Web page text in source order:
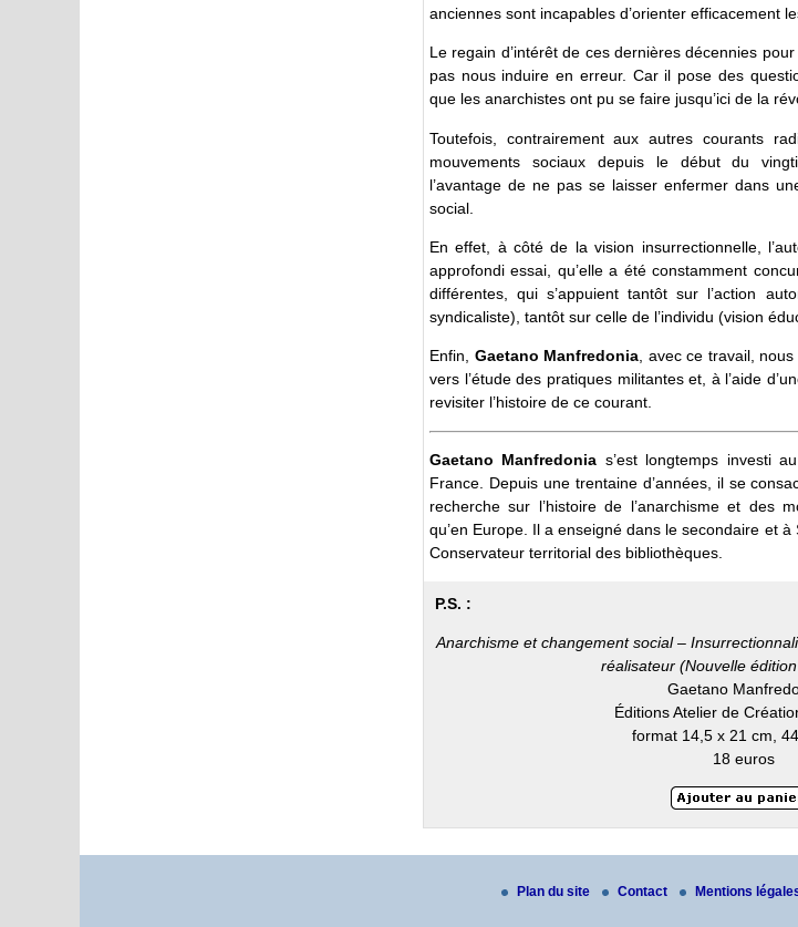
anciennes sont incapables d’orienter efficacement
Le regain d’intérêt de ces dernières décennies
pas nous induire en erreur. Car il pose des
que les anarchistes ont pu se faire jusqu’ici de la
Toutefois, contrairement aux autres courants
mouvements sociaux depuis le début du
l’avantage de ne pas se laisser enfermer dans
social.
En effet, à côté de la vision insurrectionnelle,
approfondi essai, qu’elle a été constamment
différentes, qui s’appuient tantôt sur l’action
syndicaliste), tantôt sur celle de l’individu (vision
Enfin, Gaetano ­Manfredonia, avec ce travail,
vers l’étude des pratiques militantes et, à l’aide
revisiter l’histoire de ce courant.
Gaetano Manfredonia s’est longtemps investi
France. Depuis une trentaine d’années, il se
recherche sur l’histoire de l’anarchisme et des
qu’en Europe. Il a enseigné dans le secondaire et
Conservateur territorial des bibliothèques.
P.S. :
Anarchisme et changement social –
réalisateur (Nouvelle
Gaetano
Éditions Atelier de
format 14,5 x 21 cm,
18 euros
Plan du site Contact Mentions